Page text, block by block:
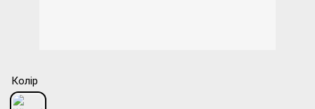
Колір